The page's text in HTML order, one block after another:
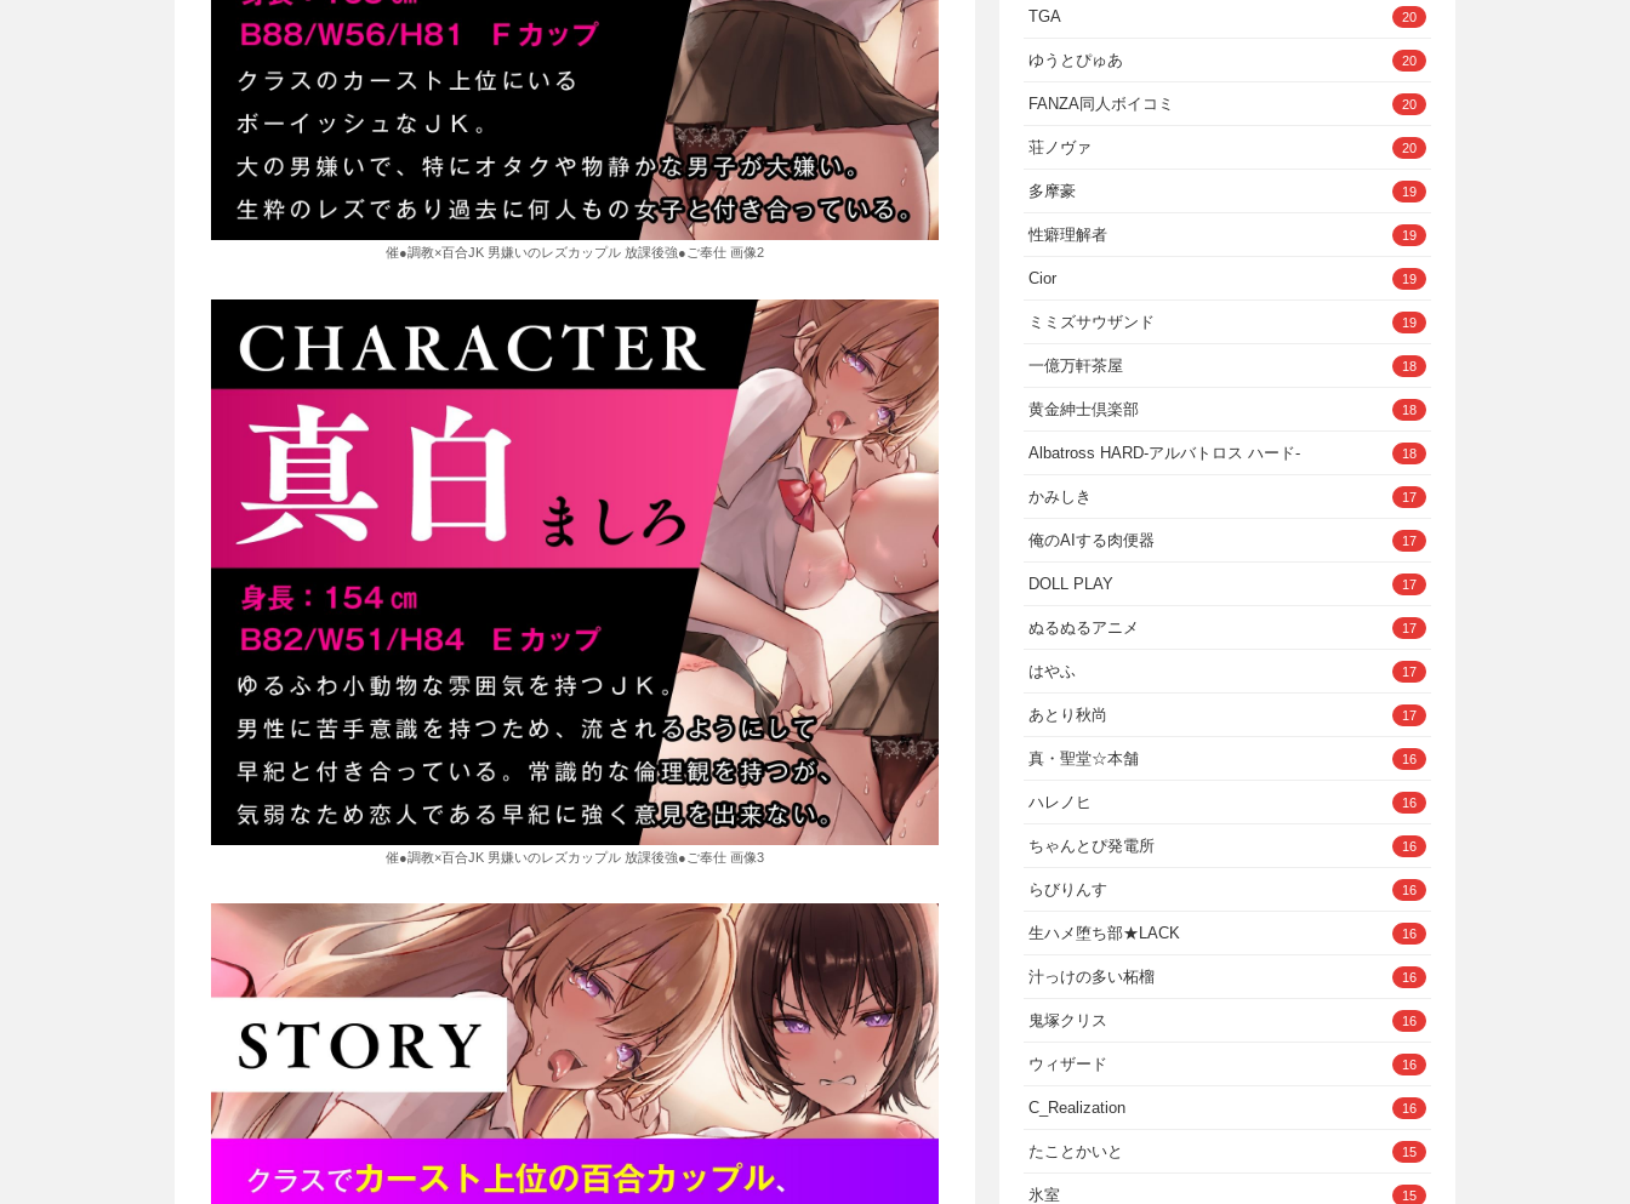
催●調教×百合JK 男嫌いのレズカップル 放課後強●ご奉仕 画像2
催●調教×百合JK 男嫌いのレズカップル 放課後強●ご奉仕 画像3
TGA 20
ゆうとぴゅあ 20
FANZA同人ボイコミ 20
荘ノヴァ 20
多摩豪 19
性癖理解者 19
Cior 19
ミミズサウザンド 19
一億万軒茶屋 18
黄金紳士倶楽部 18
Albatross HARD‐アルバトロス ハード‐ 18
かみしき 17
俺のAIする肉便器 17
DOLL PLAY 17
ぬるぬるアニメ 17
はやふ 17
あとり秋尚 17
真・聖堂☆本舗 16
ハレノヒ 16
ちゃんとぴ発電所 16
らびりんす 16
生ハメ堕ち部★LACK 16
汁っけの多い柘榴 16
鬼塚クリス 16
ウィザード 16
C_Realization 16
たことかいと 15
氷室 15